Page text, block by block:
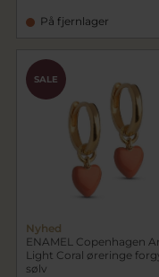
På fjernlager
SALE
Nyhed
ENAMEL Copenhagen
Light Coral øreringe
sølv